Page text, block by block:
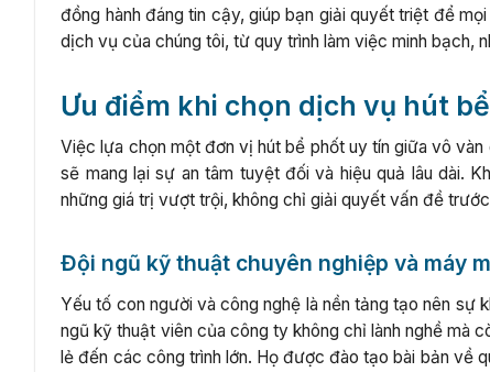
đồng hành đáng tin cậy, giúp bạn giải quyết triệt để
dịch vụ của chúng tôi, từ quy trình làm việc minh bạch,
Ưu điểm khi chọn dịch vụ hút
Việc lựa chọn một đơn vị hút bể phốt uy tín giữa vô
sẽ mang lại sự an tâm tuyệt đối và hiệu quả lâu dài.
những giá trị vượt trội, không chỉ giải quyết vấn đề
Đội ngũ kỹ thuật chuyên nghiệp và máy
Yếu tố con người và công nghệ là nền tảng tạo nên sự
ngũ kỹ thuật viên của công ty không chỉ lành nghề mà
lẻ đến các công trình lớn. Họ được đào tạo bài bản về